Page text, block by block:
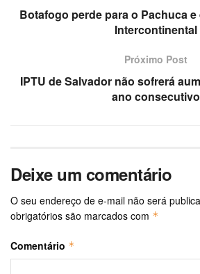
Botafogo perde para o Pachuca
Intercontinental
Próximo Post
IPTU de Salvador não sofrerá
ano consecutivo
Deixe um comentário
O seu endereço de e-mail não será
obrigatórios são marcados com *
Comentário *